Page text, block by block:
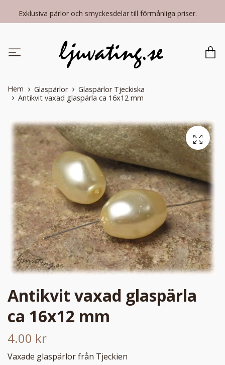
Exklusiva pärlor och smyckesdelar till förmånliga priser.
Hem Glaspärlor
Glaspärlor Tjeckiska
Antikvit vaxad glaspärla ca 16x12 mm
Antikvit vaxad glaspärla
ca 16x12 mm
4.00 kr
Vaxade glaspärlor från Tjeckien